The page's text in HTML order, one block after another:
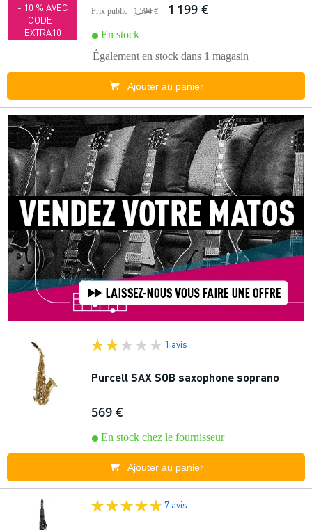
- 10 % AVEC
CODE :
EXTRA10
Prix public 1 594 € 1 199 €
En stock
Également en stock dans 1 magasin
Ajouter au panier
1 avis
Purcell SAX SOB saxophone soprano
569 €
En stock chez le fournisseur
Ajouter au panier
7 avis